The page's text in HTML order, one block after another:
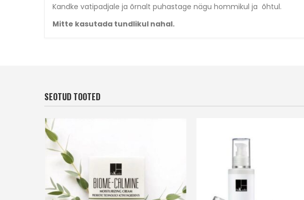
Kandke vatipadjale ja õrnalt puhastage nägu hommikul ja õhtul.
Mitte kasutada tundlikul nahal.
SEOTUD TOOTED